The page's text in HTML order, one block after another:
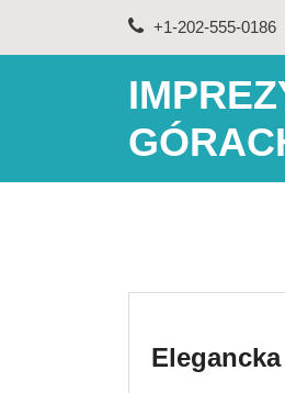
+1-202-555-0186